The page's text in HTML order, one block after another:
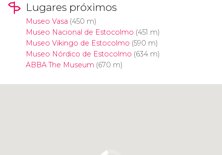
Lugares próximos
Museo Vasa (450 m)
Museo Nacional de Estocolmo (451 m)
Museo Vikingo de Estocolmo (590 m)
Museo Nórdico de Estocolmo (634 m)
ABBA The Museum (670 m)